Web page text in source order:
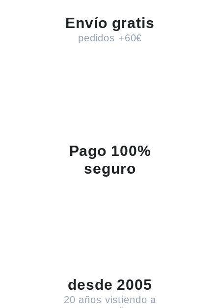
Envío gratis
pedidos +60€
Pago 100%
seguro
desde 2005
20 años vistiendo a